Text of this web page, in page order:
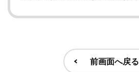
前画面へ戻る